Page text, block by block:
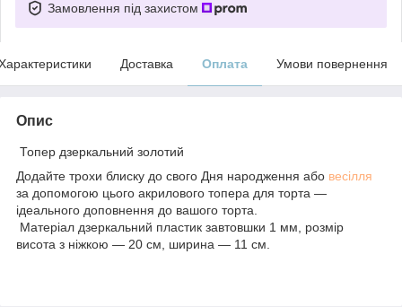
Замовлення під захистом
Доставка Оплата Умови повернення
Опис
Топер дзеркальний золотий
Додайте трохи блиску до свого Дня народження або весілля
за допомогою цього акрилового топера для торта —
ідеального доповнення до вашого торта.
Матеріал дзеркальний пластик завтовшки 1 мм, розмір
висота з ніжкою — 20 см, ширина — 11 см.